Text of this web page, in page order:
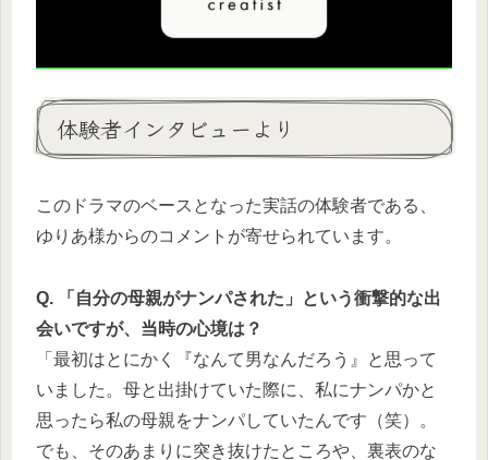
体験者インタビューより
このドラマのベースとなった実話の体験者である、
ゆりあ様からのコメントが寄せられています。
Q. 「自分の母親がナンパされた」という衝撃的な出
会いですが、当時の心境は？
「最初はとにかく『なんて男なんだろう』と思って
いました。母と出掛けていた際に、私にナンパかと
思ったら私の母親をナンパしていたんです（笑）。
でも、そのあまりに突き抜けたところや、裏表のな